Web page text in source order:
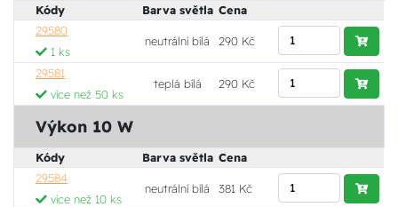
Kódy Barva světla Cena
29580
1 ks
neutrální bílá 290 Kč
29581
více než 50 ks
teplá bílá 290 Kč
Výkon 10 W
Kódy Barva světla Cena
29584
více než 10 ks
neutrální bílá 381 Kč